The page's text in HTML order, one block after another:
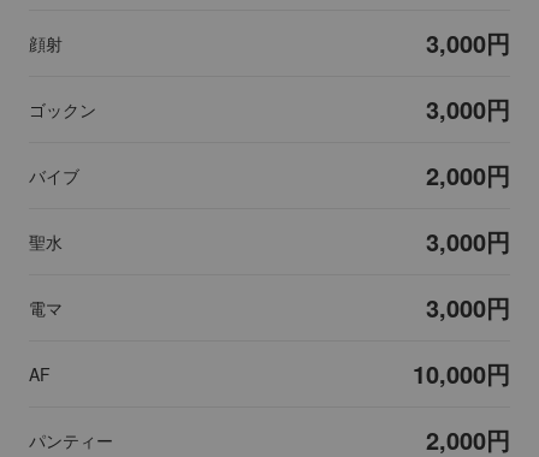
顔射 3,000円
ゴックン 3,000円
バイブ 2,000円
聖水 3,000円
電マ 3,000円
AF 10,000円
パンティー 2,000円